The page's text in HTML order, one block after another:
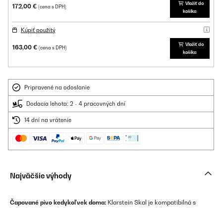
172,00 € (cena s DPH)
Vložiť do
košíka
Kúpiť použitý
163,00 € (cena s DPH)
Vložiť do
košíka
Pripravené na odoslanie
Dodacia lehota: 2 - 4 pracovných dní
14 dní na vrátenie
Najväčšie výhody
Čapované pivo kedykoľvek doma: Klarstein Skal je kompatibilná s